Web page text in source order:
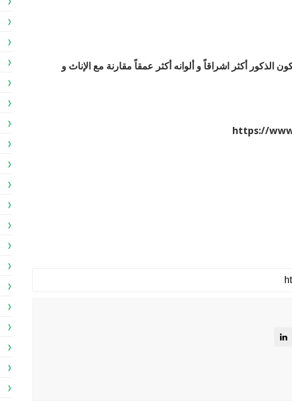
أكثر اشراقاً و ألوانه أكثر عمقاً مقارنة مع الإناث و
https://